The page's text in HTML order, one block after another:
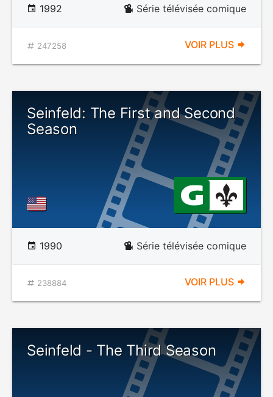
1992 Série télévisée comique
247258 VOIR PLUS
Seinfeld: The First and Second
Season
1990 Série télévisée comique
238884 VOIR PLUS
Seinfeld - The Third Season